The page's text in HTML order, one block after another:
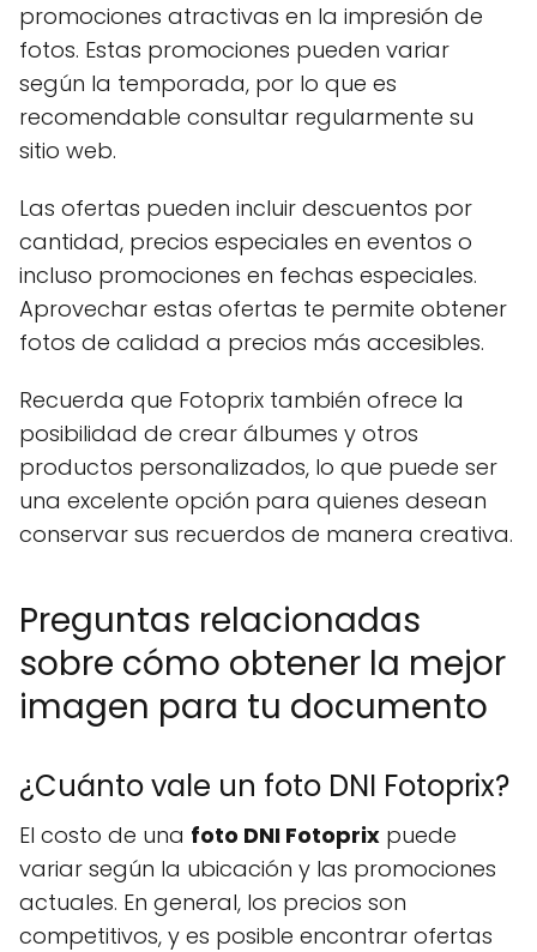
promociones atractivas en la impresión de
fotos. Estas promociones pueden variar
según la temporada, por lo que es
recomendable consultar regularmente su
sitio web.
Las ofertas pueden incluir descuentos por
cantidad, precios especiales en eventos o
incluso promociones en fechas especiales.
Aprovechar estas ofertas te permite obtener
fotos de calidad a precios más accesibles.
Recuerda que Fotoprix también ofrece la
posibilidad de crear álbumes y otros
productos personalizados, lo que puede ser
una excelente opción para quienes desean
conservar sus recuerdos de manera creativa.
Preguntas relacionadas
sobre cómo obtener la mejor
imagen para tu documento
¿Cuánto vale un foto DNI Fotoprix?
El costo de una foto DNI Fotoprix puede
variar según la ubicación y las promociones
actuales. En general, los precios son
competitivos, y es posible encontrar ofertas